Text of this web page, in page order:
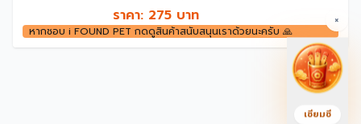
ราคา: 275 บาท
หากชอบ i FOUND PET กดดูสินค้าสนับสนุนเราด้วยนะครับ 🙏
×
เซียมซี